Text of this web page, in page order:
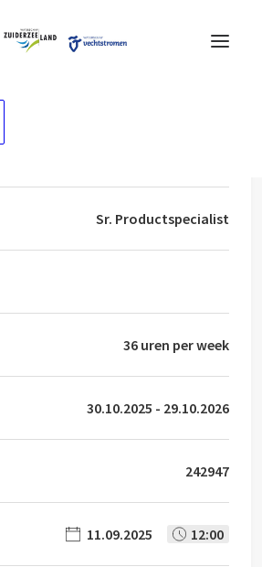
Sr. Productspecialist
36 uren per week
30.10.2025 - 29.10.2026
242947
11.09.2025 12:00